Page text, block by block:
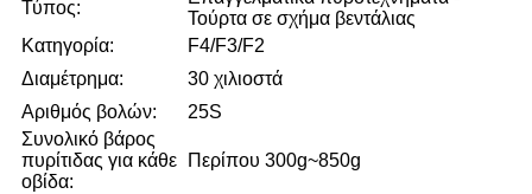
Τύπος:
Τούρτα σε σχήμα βεντάλιας
Κατηγορία:
F4/F3/F2
Διαμέτρημα:
30 χιλιοστά
Αριθμός βολών:
25S
Συνολικό βάρος
πυρίτιδας για κάθε
οβίδα:
Περίπου 300g~850g